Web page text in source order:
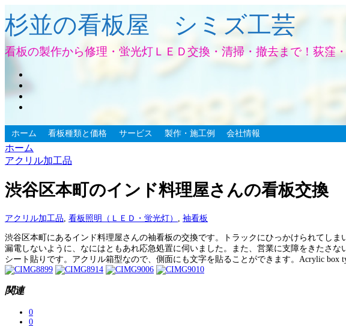
杉並の看板屋 シミズ工芸
看板の製作から修理・蛍光灯ＬＥＤ交換・清掃・撤去まで！荻窪
ホーム 看板種類と価格 サービス 製作・施工例 会社情報
ホーム
アクリル加工品
渋谷区本町のインド料理屋さんの看板交換
アクリル加工品 看板照明（ＬＥＤ・蛍光灯） 袖看板
渋谷区本町にあるインド料理屋さんの袖看板の交換です。トラックにひっかけられてし
漏電しないように、なにはともあれ応急処置に伺いました。また、営業に支障をきたさ
シート貼りです。アクリル箱型なので、側面にも文字を貼ることができます。Acrylic box
関連
0
0